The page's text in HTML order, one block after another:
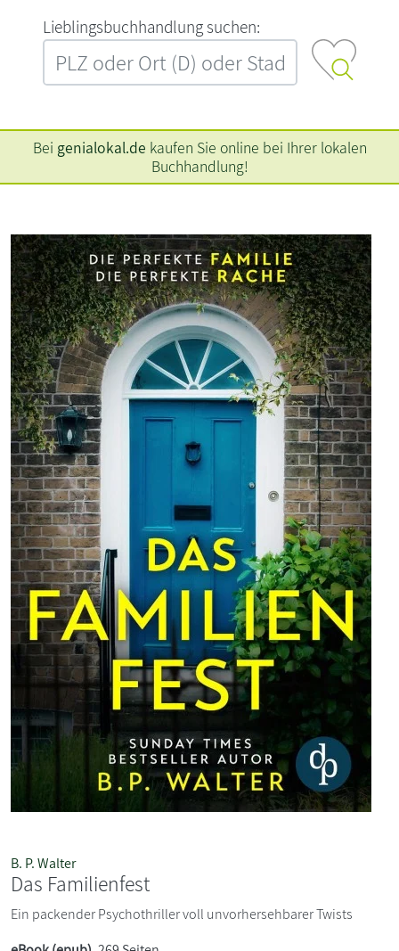
L‍i‍e‍b‍l‍i‍n‍g‍s‍b‍u‍c‍h‍h‍a‍n‍d‍l‍u‍n‍g‍ ‍s‍u‍c‍h‍e‍n‍:‍
Bei genialokal.de kaufen Sie online bei Ihrer lokalen
Buchhandlung!
B. P. Walter
Das Familienfest
Ein packender Psychothriller voll unvorhersehbarer Twists